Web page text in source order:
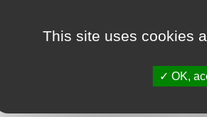
This site uses cookies
OK,